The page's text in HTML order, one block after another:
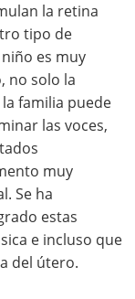
la retina
tipo de
es muy
no solo la
familia puede
las voces,
muy
Se ha
estas
e incluso que
del útero.